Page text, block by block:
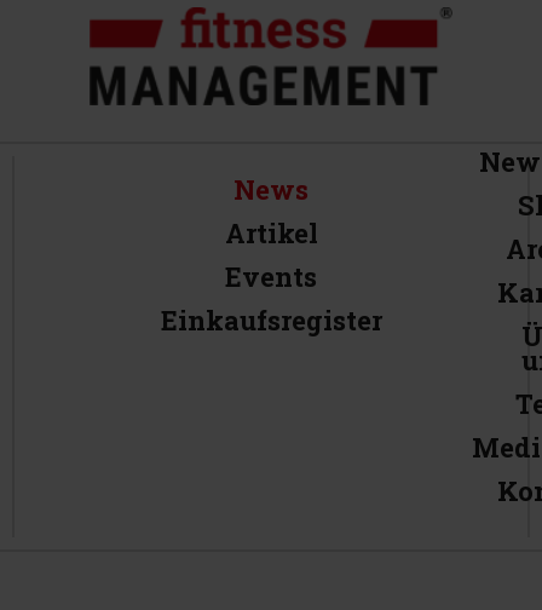
News
Artikel
Events
Einkaufsregister